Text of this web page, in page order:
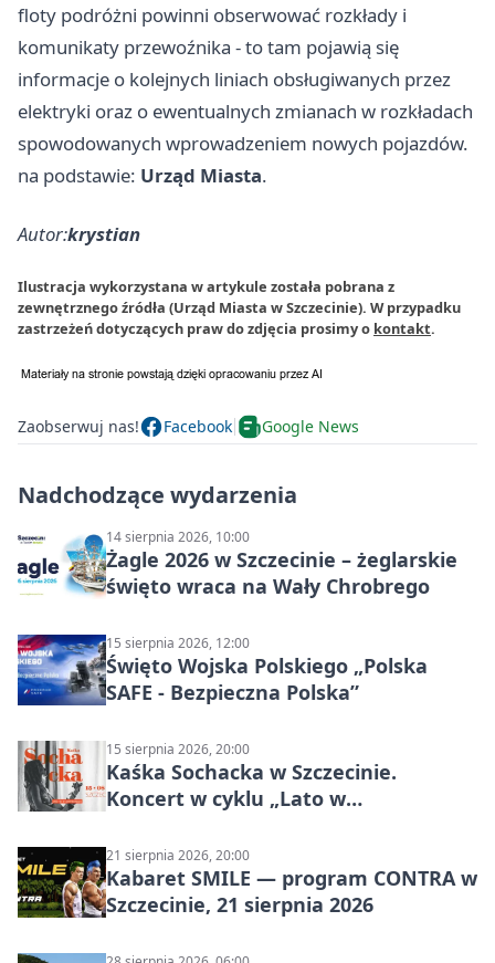
floty podróżni powinni obserwować rozkłady i
komunikaty przewoźnika - to tam pojawią się
informacje o kolejnych liniach obsługiwanych przez
elektryki oraz o ewentualnych zmianach w rozkładach
spowodowanych wprowadzeniem nowych pojazdów.
na podstawie: Urząd Miasta.
Autor:krystian
Ilustracja wykorzystana w artykule została pobrana z
zewnętrznego źródła (Urząd Miasta w Szczecinie). W przypadku
zastrzeżeń dotyczących praw do zdjęcia prosimy o kontakt.
Zaobserwuj nas! Facebook Google News
Nadchodzące wydarzenia
14 sierpnia 2026, 10:00
Żagle 2026 w Szczecinie – żeglarskie
święto wraca na Wały Chrobrego
15 sierpnia 2026, 12:00
Święto Wojska Polskiego „Polska
SAFE - Bezpieczna Polska”
15 sierpnia 2026, 20:00
Kaśka Sochacka w Szczecinie.
Koncert w cyklu „Lato w
21 sierpnia 2026, 20:00
Kabaret SMILE — program CONTRA w
Szczecinie, 21 sierpnia 2026